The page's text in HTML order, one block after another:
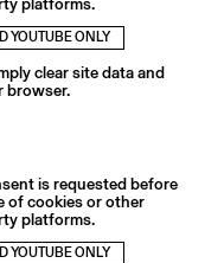
YOUTUBE ONLY
clear site data and
browser.
is requested before
of cookies or other
platforms.
YOUTUBE ONLY